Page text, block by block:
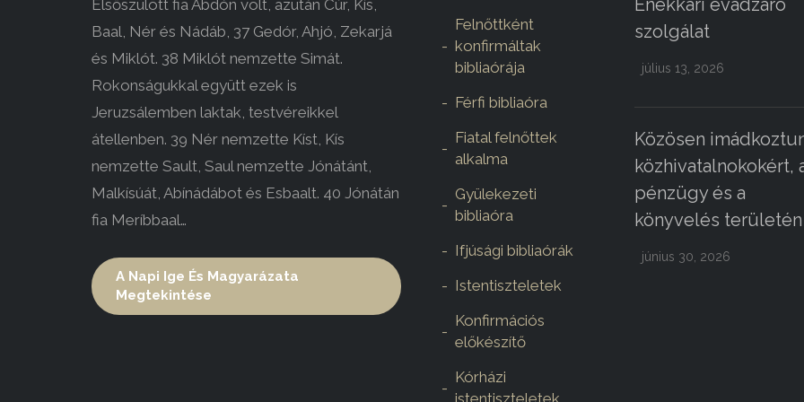
Elsőszülött fia Abdón volt, azután Cúr, Kís,
Baal, Nér és Nádáb, 37 Gedór, Ahjó, Zekarjá
és Miklót. 38 Miklót nemzette Simát.
Rokonságukkal együtt ezek is
Jeruzsálemben laktak, testvéreikkel
átellenben. 39 Nér nemzette Kíst, Kís
nemzette Sault, Saul nemzette Jónátánt,
Malkísúát, Abínádábot és Esbaalt. 40 Jónátán
fia Meríbbaal…
A Napi Ige És Magyarázata
Megtekintése
Felnőttként
konfirmáltak
bibliaórája
Férfi bibliaóra
Fiatal felnőttek
alkalma
Gyülekezeti
bibliaóra
Ifjúsági bibliaórák
Istentiszteletek
Konfirmációs
előkészítő
Kórházi
Énekkari évadzáró
szolgálat
július 13, 2026
Közösen
közhivatalnokokért,
pénzügy és a
könyvelés területén
június 30, 2026